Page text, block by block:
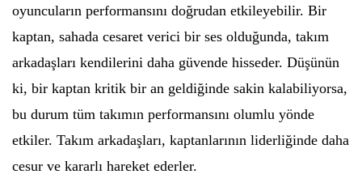
oyuncuların performansını doğrudan etkileyebilir. Bir
kaptan, sahada cesaret verici bir ses olduğunda, takım
arkadaşları kendilerini daha güvende hisseder. Düşünün
ki, bir kaptan kritik bir an geldiğinde sakin kalabiliyorsa,
bu durum tüm takımın performansını olumlu yönde
etkiler. Takım arkadaşları, kaptanlarının liderliğinde daha
cesur ve kararlı hareket ederler.